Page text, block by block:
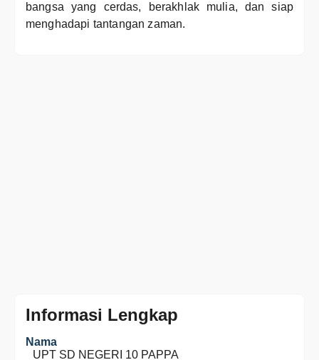
bangsa yang cerdas, berakhlak mulia, dan siap
menghadapi tantangan zaman.
Informasi Lengkap
Nama
UPT SD NEGERI 10 PAPPA